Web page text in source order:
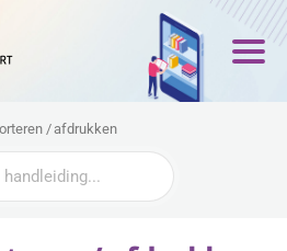
/ afdrukken